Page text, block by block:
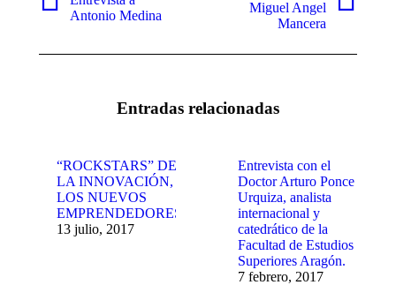
Publicación
anterior:
Antonio Medina
Publicación
siguiente:
Miguel Angel
Mancera
Entradas relacionadas
“ROCKSTARS” DE
LA INNOVACIÓN,
LOS NUEVOS
EMPRENDEDORES
13 julio, 2017
Entrevista con el
Doctor Arturo Ponce
Urquiza, analista
internacional y
catedrático de la
Facultad de Estudios
Superiores Aragón.
7 febrero, 2017